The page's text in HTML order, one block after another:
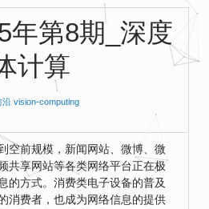
年第8期_深度
计算
沿 vision-computing
前规模，新闻网站、微博、微
共享网站等各类网络平台正在极
的方式。消费类电子设备的普及
消费者，也成为网络信息的提供